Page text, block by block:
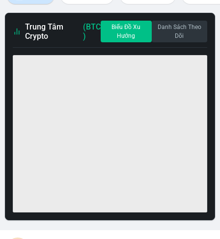
Trung Tâm
Crypto
(BTC
)
Biểu Đồ Xu
Hướng
Danh Sách Theo
Dõi